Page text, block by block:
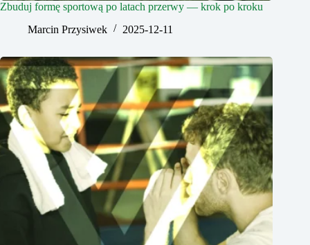
Zbuduj formę sportową po latach przerwy — krok po kroku
Marcin Przysiwek
2025-12-11